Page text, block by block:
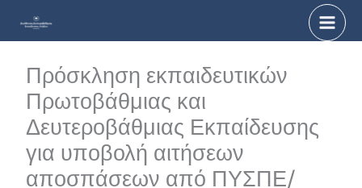
Πρόσκληση εκπαιδευτικών
Πρωτοβάθμιας και
Δευτεροβάθμιας Εκπαίδευσης
για υποβολή αιτήσεων
αποσπάσεων από ΠΥΣΠΕ/